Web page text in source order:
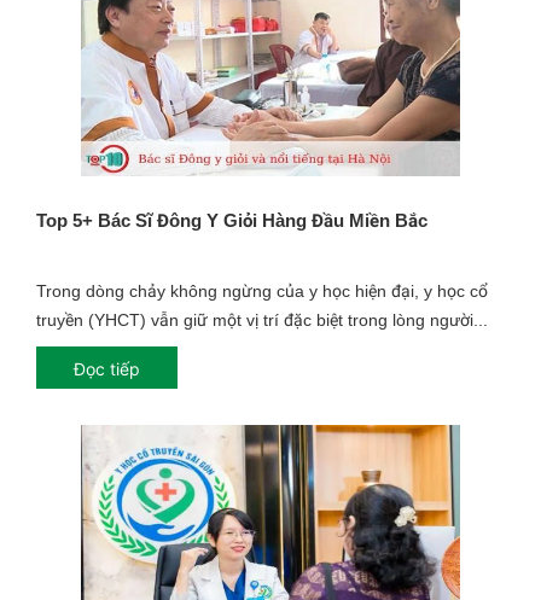
Top 5+ Bác Sĩ Đông Y Giỏi Hàng Đầu Miền Bắc
Trong dòng chảy không ngừng của y học hiện đại, y học cổ
truyền (YHCT) vẫn giữ một vị trí đặc biệt trong lòng người...
Đọc tiếp